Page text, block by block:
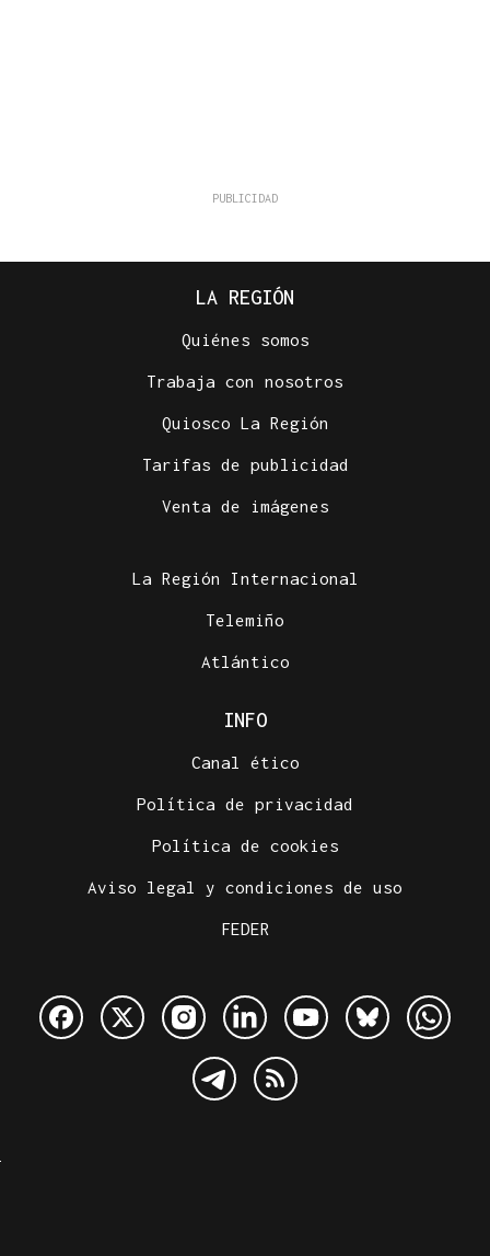
LA REGIÓN
Quiénes somos
Trabaja con nosotros
Quiosco La Región
Tarifas de publicidad
Venta de imágenes
La Región Internacional
Telemiño
Atlántico
INFO
Canal ético
Política de privacidad
Política de cookies
Aviso legal y condiciones de uso
FEDER